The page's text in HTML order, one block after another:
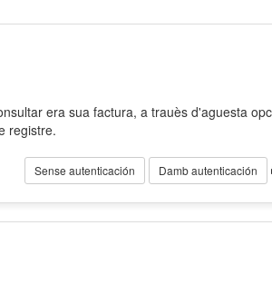
era sua factura, a trauès d'aguesta
registre.
Sense autenticación Damb autenticación